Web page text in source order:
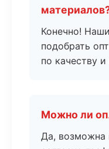
Конечно!
подобрать
по качеству и
Можно ли
Да, возможна